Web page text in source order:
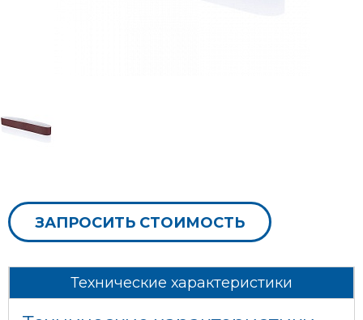
ЗАПРОСИТЬ СТОИМОСТЬ
Технические характеристики